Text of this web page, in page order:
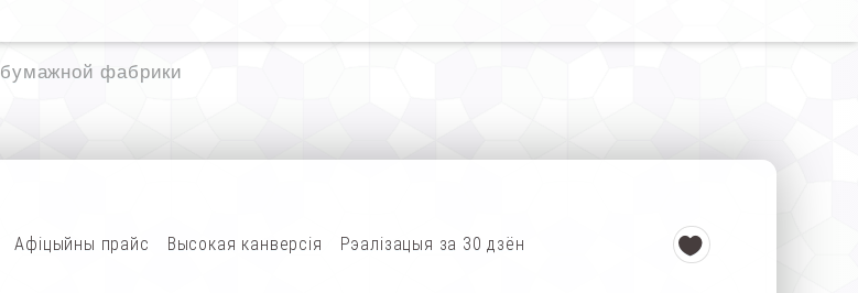
бумажной фабрики
Афіцыйны прайс Высокая канверсія Рэалізацыя за 30 дзён